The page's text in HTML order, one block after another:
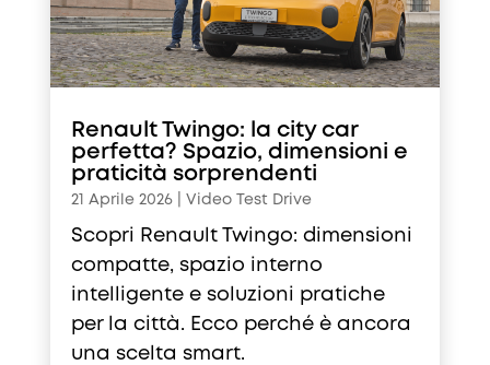
Renault Twingo: la city car
perfetta? Spazio, dimensioni e
praticità sorprendenti
21 Aprile 2026| Video Test Drive
Scopri Renault Twingo: dimensioni
compatte, spazio interno
intelligente e soluzioni pratiche
per la città. Ecco perché è ancora
una scelta smart.